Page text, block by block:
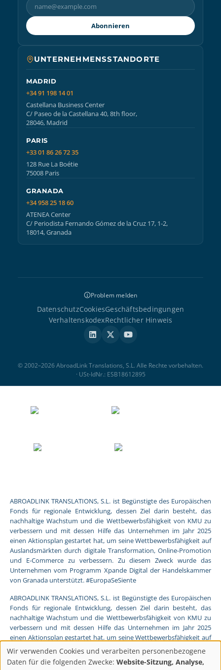
Abonnieren
UNTERNEHMENSSTANDORTE
MADRID
+34 91 198 14 01
Castellana Business Center
C/ Paseo de la Castellana 40, 8th floor,
28046, Madrid
PARIS
+33 01 86 26 72 35
128 Rue La Boétie
75008 Paris
GRANADA
+34 958 25 18 60
ATENEA Center
C/ Periodista Fernando Gómez de la Cruz 17, 1-2,
18014, Granada
Problem melden
DatenschutzCookiesGeschäftsbedingungen
VerhaltenskodexRechtlicher Hinweis
© 2002–2026 AbroadLink Translations, S.L. Alle Rechte vorbehalten.
· USt-IdNr.: ESB18612895
ABROADLINK TRANSLATIONS, S.L. ist Begünstigte des Europäischen
Fonds für regionale Entwicklung, dessen Ziel darin besteht, das
nachhaltige Wachstum und die Wettbewerbsfähigkeit von KMU zu
verbessern und mit dessen Hilfe das Unternehmen im Jahr 2025
einen Aktionsplan gestartet hat, um seine Wettbewerbsfähigkeit auf
Auslandsmärkten durch digitale Transformation, Online-Promotion
und E-Commerce zu verbessern. Zu diesem Zweck wurde das
Unternehmen vom Programm Xpande Digital der Handelskammer
von Granada unterstützt. #EuropaSeSiente
ABROADLINK TRANSLATIONS, S.L. ist Begünstigte des Europäischen
Fonds für regionale Entwicklung, dessen Ziel darin besteht, das
nachhaltige Wachstum und die Wettbewerbsfähigkeit von KMU zu
verbessern und mit dessen Hilfe das Unternehmen im Jahr 2025
einen Aktionsplan gestartet hat, um seine Wettbewerbsfähigkeit auf
Auslandsmärkten durch digitale Transformation, Online-Promotion
und E-Commerce zu verbessern. Zu diesem Zweck wurde das
Unternehmen vom Programm Pyme Digital der Handelskammer
Wir verwenden Cookies und verarbeiten personenbezogene
Daten für die folgenden Zwecke: Website-Sitzung, Analyse,